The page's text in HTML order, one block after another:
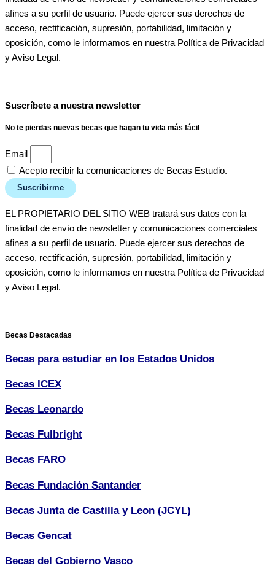
afines a su perfil de usuario. Puede ejercer sus derechos de
acceso, rectificación, supresión, portabilidad, limitación y
oposición, como le informamos en nuestra Política de Privacidad
y Aviso Legal.
Suscríbete a nuestra newsletter
No te pierdas nuevas becas que hagan tu vida más fácil
Email
Acepto recibir la comunicaciones de Becas Estudio.
Suscribirme
EL PROPIETARIO DEL SITIO WEB tratará sus datos con la
finalidad de envío de newsletter y comunicaciones comerciales
afines a su perfil de usuario. Puede ejercer sus derechos de
acceso, rectificación, supresión, portabilidad, limitación y
oposición, como le informamos en nuestra Política de Privacidad
y Aviso Legal.
Becas Destacadas
Becas para estudiar en los Estados Unidos
Becas ICEX
Becas Leonardo
Becas Fulbright
Becas FARO
Becas Fundación Santander
Becas Junta de Castilla y Leon (JCYL)
Becas Gencat
Becas del Gobierno Vasco